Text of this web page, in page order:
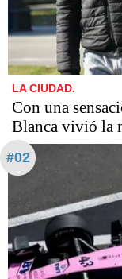
LA CIUDAD.
Con una
Blanca vivió la
#02